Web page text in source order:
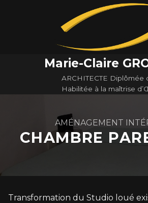
Marie-Claire
ARCHITECTE Diplômée
Habilitée à la maîtrise
AMÉNAGEMENT
CHAMBRE
Transformation du Studio loué